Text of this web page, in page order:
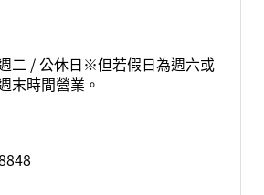
二 / 公休日※但若假日為週六或
末時間營業。